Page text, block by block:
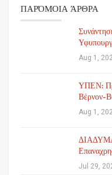
ΠΑΡΌΜΟΙΑ ΆΡΘΡΑ
Aug 1,
ΥΠΕΝ:
Βέρνον-
Aug 1,
Jul 29,